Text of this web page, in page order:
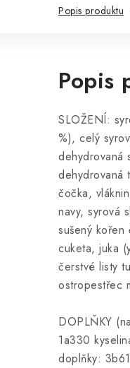
Popis produktu
Popis
SLOŽENÍ:
%), celý
dehydrovaná
dehydrovaná
čočka,
navy, syrová
sušený
cuketa, juka
čerstvé listy
ostropestřec
DOPLŇKY
1a330
doplňky: